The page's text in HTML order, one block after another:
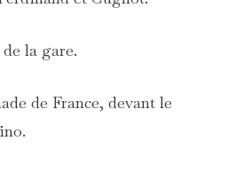
la gare.
de France, devant le